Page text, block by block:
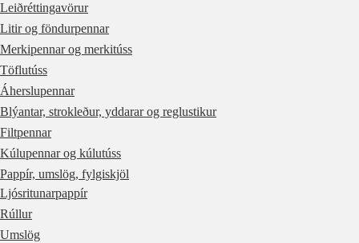
Leiðréttingavörur
Litir og föndurpennar
Merkipennar og merkitúss
Töflutúss
Áherslupennar
Blýantar, strokleður, yddarar og reglustikur
Filtpennar
Kúlupennar og kúlutúss
Pappír, umslög, fylgiskjöl
Ljósritunarpappír
Rúllur
Umslög